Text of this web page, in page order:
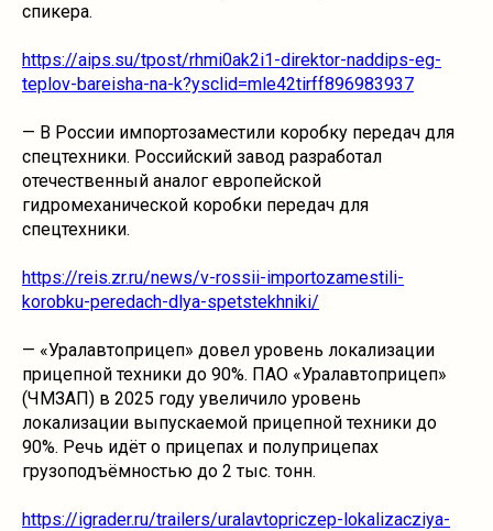
спикера.
https://aips.su/tpost/rhmi0ak2i1-direktor-naddips-eg-
teplov-bareisha-na-k?ysclid=mle42tirff896983937
— В России импортозаместили коробку передач для
спецтехники. Российский завод разработал
отечественный аналог европейской
гидромеханической коробки передач для
спецтехники.
https://reis.zr.ru/news/v-rossii-importozamestili-
korobku-peredach-dlya-spetstekhniki/
— «Уралавтоприцеп» довел уровень локализации
прицепной техники до 90%. ПАО «Уралавтоприцеп»
(ЧМЗАП) в 2025 году увеличило уровень
локализации выпускаемой прицепной техники до
90%. Речь идёт о прицепах и полуприцепах
грузоподъёмностью до 2 тыс. тонн.
https://igrader.ru/trailers/uralavtopriczep-lokalizacziya-